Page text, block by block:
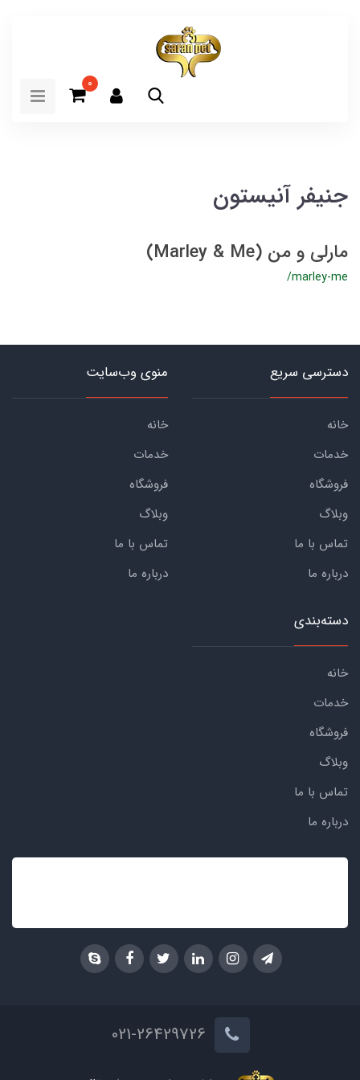
0
جنیفر آنیستون
مارلی و من (Marley & Me)
/marley-me
دسترسی سریع
خانه
خدمات
فروشگاه
وبلاگ
تماس با ما
درباره ما
منوی وب‌سایت
خانه
خدمات
فروشگاه
وبلاگ
تماس با ما
درباره ما
دسته‌بندی
خانه
خدمات
فروشگاه
وبلاگ
تماس با ما
درباره ما